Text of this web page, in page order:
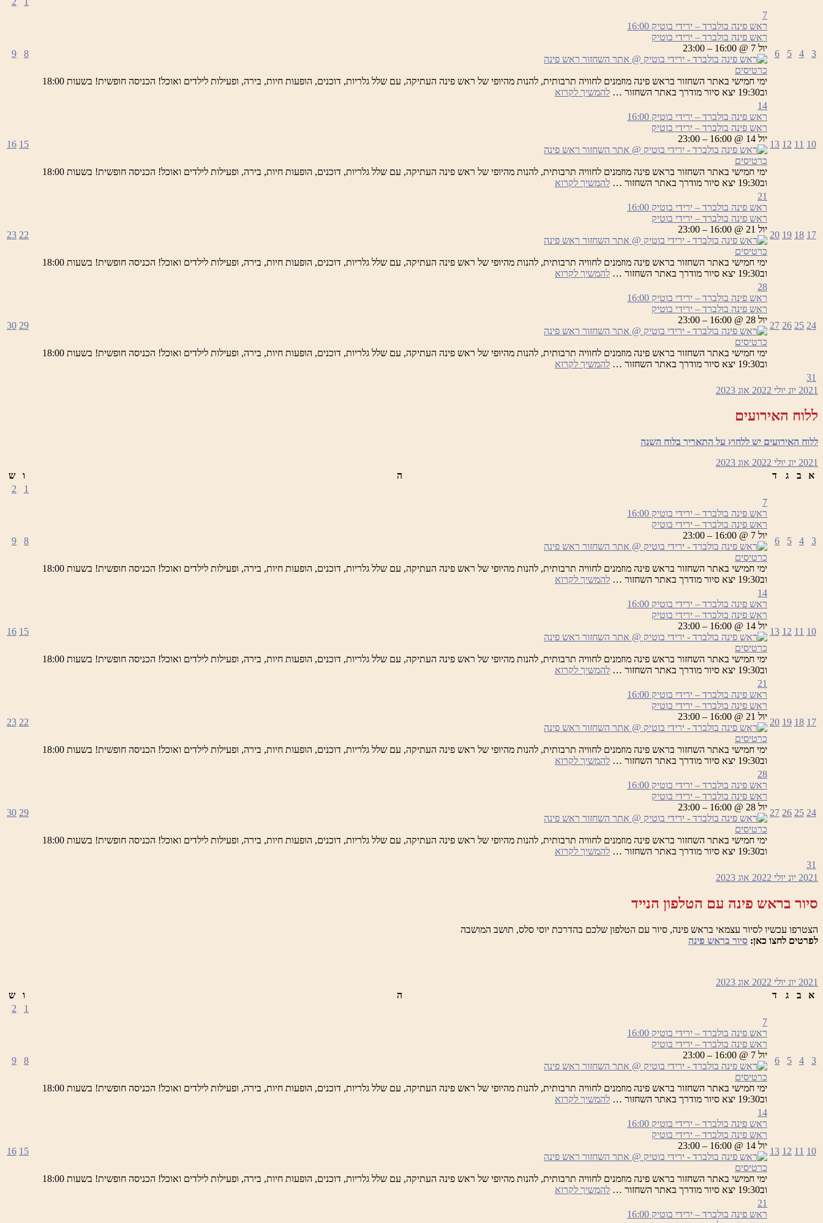
3
4
5
6
7
ראש פינה בולברד – ירידי בוטיק 16:00
ראש פינה בולברד – ירידי בוטיק
יול 7 @ 16:00 – 23:00
כרטיסים
ימי חמישי באתר השחזור בראש פינה מוזמנים לחוויה תרבותית, להנות מהיופי של ראש פינה העתיקה, עם שלל גלריות, דוכנים, הופעות חיות, בירה, ופעילות לילדים ואוכל! הכניסה חופשית! בשעות 18:00
וב19:30 יצא סיור מודרך באתר השחזור …
להמשיך לקרוא
בוטיק
8
9
10
11
12
13
14
ראש פינה בולברד – ירידי בוטיק 16:00
ראש פינה בולברד – ירידי בוטיק
יול 14 @ 16:00 – 23:00
כרטיסים
ימי חמישי באתר השחזור בראש פינה מוזמנים לחוויה תרבותית, להנות מהיופי של ראש פינה העתיקה, עם שלל גלריות, דוכנים, הופעות חיות, בירה, ופעילות לילדים ואוכל! הכניסה חופשית! בשעות 18:00
וב19:30 יצא סיור מודרך באתר השחזור …
להמשיך לקרוא
בוטיק
15
16
17
18
19
20
21
ראש פינה בולברד – ירידי בוטיק 16:00
ראש פינה בולברד – ירידי בוטיק
יול 21 @ 16:00 – 23:00
כרטיסים
ימי חמישי באתר השחזור בראש פינה מוזמנים לחוויה תרבותית, להנות מהיופי של ראש פינה העתיקה, עם שלל גלריות, דוכנים, הופעות חיות, בירה, ופעילות לילדים ואוכל! הכניסה חופשית! בשעות 18:00
וב19:30 יצא סיור מודרך באתר השחזור …
להמשיך לקרוא
בוטיק
22
23
24
25
26
27
28
ראש פינה בולברד – ירידי בוטיק 16:00
ראש פינה בולברד – ירידי בוטיק
יול 28 @ 16:00 – 23:00
כרטיסים
ימי חמישי באתר השחזור בראש פינה מוזמנים לחוויה תרבותית, להנות מהיופי של ראש פינה העתיקה, עם שלל גלריות, דוכנים, הופעות חיות, בירה, ופעילות לילדים ואוכל! הכניסה חופשית! בשעות 18:00
וב19:30 יצא סיור מודרך באתר השחזור …
להמשיך לקרוא
29
30
31
2021 יונ יולי 2022 אוג 2023
ללוח האירועים
ללוח האירועים יש ללחוץ על התאריך בלוח השנה
2021 יונ יולי 2022 אוג 2023
א
ב ג ד ה ו
ש
1
2
3
4
5
6
7
ראש פינה בולברד – ירידי בוטיק 16:00
ראש פינה בולברד – ירידי בוטיק
יול 7 @ 16:00 – 23:00
כרטיסים
ימי חמישי באתר השחזור בראש פינה מוזמנים לחוויה תרבותית, להנות מהיופי של ראש פינה העתיקה, עם שלל גלריות, דוכנים, הופעות חיות, בירה, ופעילות לילדים ואוכל! הכניסה חופשית! בשעות 18:00
וב19:30 יצא סיור מודרך באתר השחזור …
להמשיך לקרוא
בוטיק
8
9
10
11
12
13
14
ראש פינה בולברד – ירידי בוטיק 16:00
ראש פינה בולברד – ירידי בוטיק
יול 14 @ 16:00 – 23:00
כרטיסים
ימי חמישי באתר השחזור בראש פינה מוזמנים לחוויה תרבותית, להנות מהיופי של ראש פינה העתיקה, עם שלל גלריות, דוכנים, הופעות חיות, בירה, ופעילות לילדים ואוכל! הכניסה חופשית! בשעות 18:00
וב19:30 יצא סיור מודרך באתר השחזור …
להמשיך לקרוא
בוטיק
15
16
17
18
19
20
21
ראש פינה בולברד – ירידי בוטיק 16:00
ראש פינה בולברד – ירידי בוטיק
יול 21 @ 16:00 – 23:00
כרטיסים
ימי חמישי באתר השחזור בראש פינה מוזמנים לחוויה תרבותית, להנות מהיופי של ראש פינה העתיקה, עם שלל גלריות, דוכנים, הופעות חיות, בירה, ופעילות לילדים ואוכל! הכניסה חופשית! בשעות 18:00
וב19:30 יצא סיור מודרך באתר השחזור …
להמשיך לקרוא
בוטיק
22
23
24
25
26
27
28
ראש פינה בולברד – ירידי בוטיק 16:00
ראש פינה בולברד – ירידי בוטיק
יול 28 @ 16:00 – 23:00
כרטיסים
ימי חמישי באתר השחזור בראש פינה מוזמנים לחוויה תרבותית, להנות מהיופי של ראש פינה העתיקה, עם שלל גלריות, דוכנים, הופעות חיות, בירה, ופעילות לילדים ואוכל! הכניסה חופשית! בשעות 18:00
וב19:30 יצא סיור מודרך באתר השחזור …
להמשיך לקרוא
29
30
31
2021 יונ יולי 2022 אוג 2023
סיור בראש פינה עם הטלפון הנייד
הצטרפו עכשיו לסיור עצמאי בראש פינה, סיור עם הטלפון שלכם בהדרכת יוסי סלס, תושב המושבה
לפרטים לחצו כאן: סיור בראש פינה
2021 יונ יולי 2022 אוג 2023
א
ב ג ד ה ו
ש
1
2
3
4
5
6
7
ראש פינה בולברד – ירידי בוטיק 16:00
ראש פינה בולברד – ירידי בוטיק
יול 7 @ 16:00 – 23:00
כרטיסים
ימי חמישי באתר השחזור בראש פינה מוזמנים לחוויה תרבותית, להנות מהיופי של ראש פינה העתיקה, עם שלל גלריות, דוכנים, הופעות חיות, בירה, ופעילות לילדים ואוכל! הכניסה חופשית! בשעות 18:00
וב19:30 יצא סיור מודרך באתר השחזור …
להמשיך לקרוא
בוטיק
8
9
10
11
12
13
14
ראש פינה בולברד – ירידי בוטיק 16:00
ראש פינה בולברד – ירידי בוטיק
יול 14 @ 16:00 – 23:00
כרטיסים
ימי חמישי באתר השחזור בראש פינה מוזמנים לחוויה תרבותית, להנות מהיופי של ראש פינה העתיקה, עם שלל גלריות, דוכנים, הופעות חיות, בירה, ופעילות לילדים ואוכל! הכניסה חופשית! בשעות 18:00
וב19:30 יצא סיור מודרך באתר השחזור …
להמשיך לקרוא
15
16
21
ראש פינה בולברד – ירידי בוטיק 16:00